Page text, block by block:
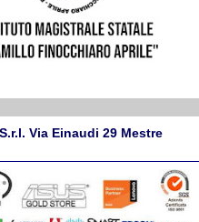
Via Einaudi 29 Mestre